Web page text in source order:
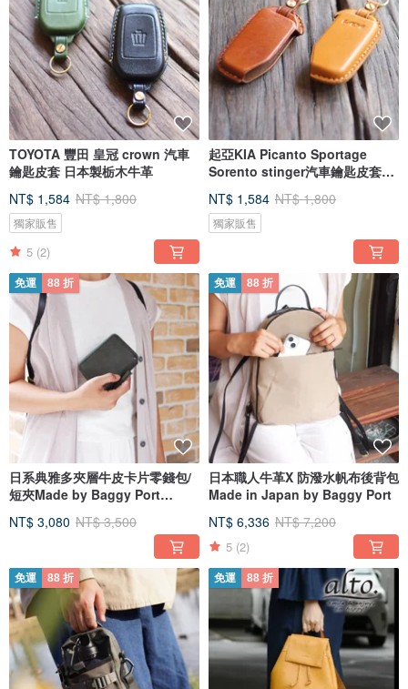
TOYOTA 豐田 皇冠 crown 汽車
鑰匙皮套 日本製栃木牛革
NT$ 1,584 NT$ 1,800
獨家販售
5 (2)
起亞KIA Picanto Sportage
Sorento stinger汽車鑰匙皮套日
NT$ 1,584 NT$ 1,800
獨家販售
免運 88 折
日系典雅多夾層牛皮卡片零錢包/
短夾Made by Baggy Port
NT$ 3,080 NT$ 3,500
免運 88 折
日本職人牛革X 防潑水帆布後背包
Made in Japan by Baggy Port
NT$ 6,336 NT$ 7,200
5 (2)
免運 88 折 免運 88 折